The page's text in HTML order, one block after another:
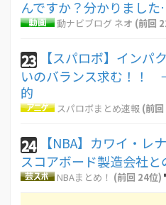
んですか？分かりました
動ナビブログ ネオ (前回
23
【スパロボ】インパ
いのバランス求む！
的
スパロボまとめ速報 (前
24
【NBA】カワイ・レ
スコアボード製造会社
NBAまとめ！ (前回 24位)